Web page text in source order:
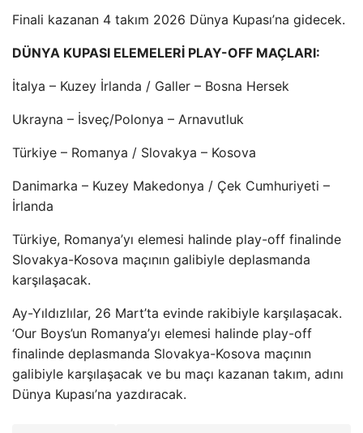
Finali kazanan 4 takım 2026 Dünya Kupası’na gidecek.
DÜNYA KUPASI ELEMELERİ PLAY-OFF MAÇLARI:
İtalya – Kuzey İrlanda / Galler – Bosna Hersek
Ukrayna – İsveç/Polonya – Arnavutluk
Türkiye – Romanya / Slovakya – Kosova
Danimarka – Kuzey Makedonya / Çek Cumhuriyeti –
İrlanda
Türkiye, Romanya’yı elemesi halinde play-off finalinde
Slovakya-Kosova maçının galibiyle deplasmanda
karşılaşacak.
Ay-Yıldızlılar, 26 Mart’ta evinde rakibiyle karşılaşacak.
‘Our Boys’un Romanya’yı elemesi halinde play-off
finalinde deplasmanda Slovakya-Kosova maçının
galibiyle karşılaşacak ve bu maçı kazanan takım, adını
Dünya Kupası’na yazdıracak.